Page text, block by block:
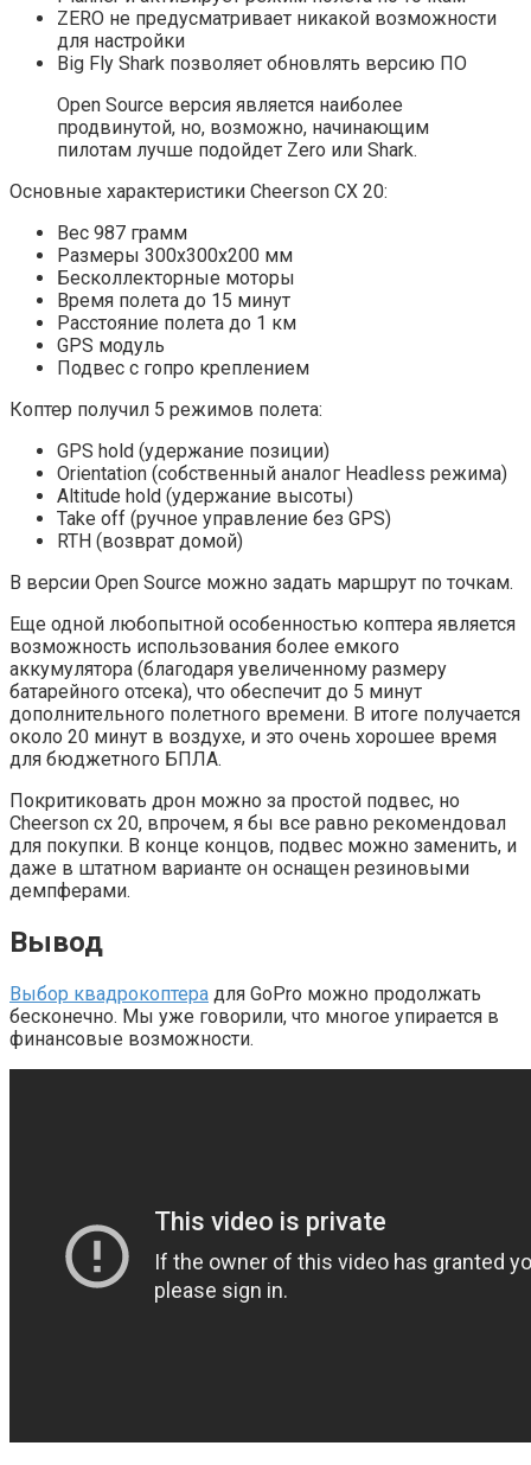
ZERO не предусматривает никакой возможности
для настройки
Big Fly Shark позволяет обновлять версию ПО
Open Source версия является наиболее
продвинутой, но, возможно, начинающим
пилотам лучше подойдет Zero или Shark.
Основные характеристики Cheerson CX 20:
Вес 987 грамм
Размеры 300х300х200 мм
Бесколлекторные моторы
Время полета до 15 минут
Расстояние полета до 1 км
GPS модуль
Подвес с гопро креплением
Коптер получил 5 режимов полета:
GPS hold (удержание позиции)
Orientation (собственный аналог Headless режима)
Altitude hold (удержание высоты)
Take off (ручное управление без GPS)
RTH (возврат домой)
В версии Open Source можно задать маршрут по точкам.
Еще одной любопытной особенностью коптера является
возможность использования более емкого
аккумулятора (благодаря увеличенному размеру
батарейного отсека), что обеспечит до 5 минут
дополнительного полетного времени. В итоге получается
около 20 минут в воздухе, и это очень хорошее время
для бюджетного БПЛА.
Покритиковать дрон можно за простой подвес, но
Cheerson cx 20, впрочем, я бы все равно рекомендовал
для покупки. В конце концов, подвес можно заменить, и
даже в штатном варианте он оснащен резиновыми
демпферами.
Вывод
Выбор квадрокоптера для GoPro можно продолжать
бесконечно. Мы уже говорили, что многое упирается в
финансовые возможности.